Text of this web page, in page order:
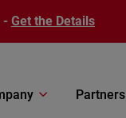
- Get the Details
Partners